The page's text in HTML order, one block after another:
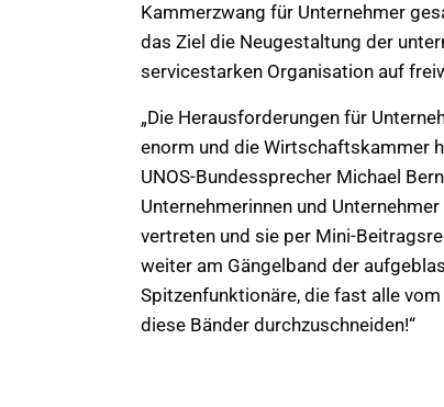
Kammerzwang für Unternehmer
das Ziel die Neugestaltung der
servicestarken Organisation auf
„Die Herausforderungen für
enorm und die Wirtschaftskammer
UNOS-Bundessprecher Michael
Unternehmerinnen und
vertreten und sie per Mini-
weiter am Gängelband der
Spitzenfunktionäre, die fast alle
diese Bänder durchzuschneiden!“